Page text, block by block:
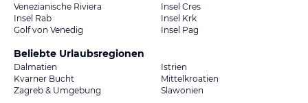
Venezianische Riviera
Insel Cres
Insel Rab
Insel Krk
Golf von Venedig
Insel Pag
Beliebte Urlaubsregionen
Dalmatien
Istrien
Kvarner Bucht
Mittelkroatien
Zagreb & Umgebung
Slawonien